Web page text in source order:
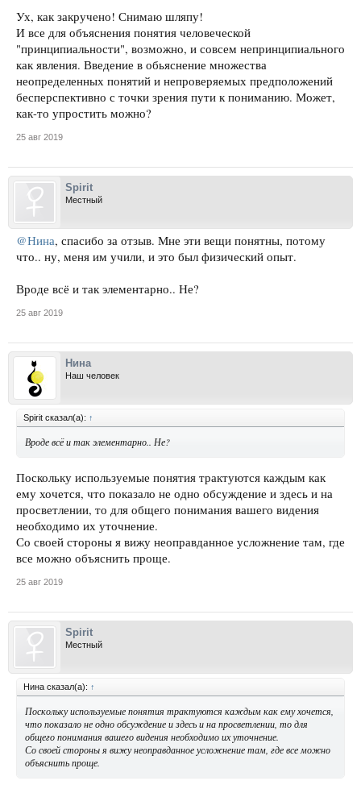
тело, потому что связь "духа с душой" может оказаться прочнее, чем
связь "души с телом". Ещё момент такой: что окажется главнее -
получить опыт материальности или, наоборот, духовности. И про то,
чем определяется содержание принципов - опять же всё и определяется
смыслами. Определяется опытом желаемым. По-моему так, но, видимо,
есть неучтённые нюансы, которые не знаю где найти пока, в ком, точнее,
Ух, как закручено! Снимаю шляпу!
И все для объяснения понятия человеческой
"принципиальности", возможно, и совсем непринципиального
как явления. Введение в обьяснение множества
неопределенных понятий и непроверяемых предположений
бесперспективно с точки зрения пути к пониманию. Может,
как-то упростить можно?
25 авг 2019
Spirit
Местный
@Нина, спасибо за отзыв. Мне эти вещи понятны, потому
что.. ну, меня им учили, и это был физический опыт.
Вроде всё и так элементарно.. Не?
25 авг 2019
Нина
Наш человек
Spirit сказал(а): ↑
Вроде всё и так элементарно.. Не?
Поскольку используемые понятия трактуются каждым как
ему хочется, что показало не одно обсуждение и здесь и на
просветлении, то для общего понимания вашего видения
необходимо их уточнение.
Со своей стороны я вижу неоправданное усложнение там, где
все можно объяснить проще.
25 авг 2019
Spirit
Местный
Нина сказал(а): ↑
Поскольку используемые понятия трактуются каждым как ему хочется,
что показало не одно обсуждение и здесь и на просветлении, то для
общего понимания вашего видения необходимо их уточнение.
Со своей стороны я вижу неоправданное усложнение там, где все можно
объяснить проще.